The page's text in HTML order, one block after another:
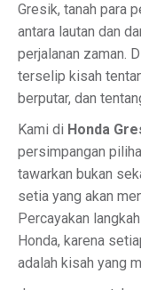
Gresik, tanah para
antara lautan dan
perjalanan zaman.
terselip kisah
berputar, dan
Kami di Honda
persimpangan
tawarkan bukan
setia yang akan
Percayakan
Honda, karena
adalah kisah yang